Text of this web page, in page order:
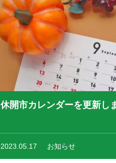
休開市カレンダーを更新し
2023.05.17 お知らせ